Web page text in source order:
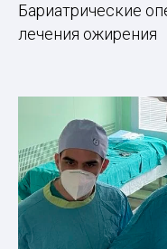
Бариатрические
лечения ожирения